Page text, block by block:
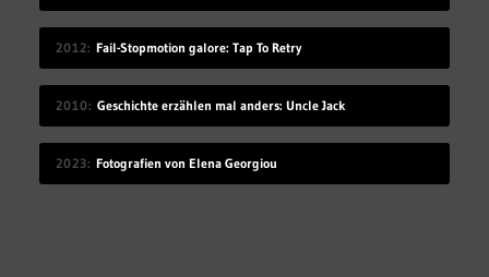
2012 Fail-Stopmotion galore: Tap To Retry
2010 Geschichte erzählen mal anders: Uncle Jack
2023 Fotografien von Elena Georgiou